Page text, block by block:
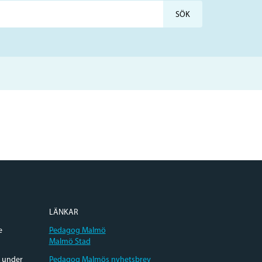
under
LÄNKAR
Pedagog Malmö
Malmö Stad
Pedagog Malmös nyhetsbrev